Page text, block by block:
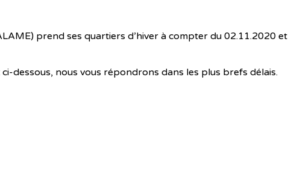
prend ses quartiers d’hiver à compter du 02.11.2020 et
dessous, nous vous répondrons dans les plus brefs délais.